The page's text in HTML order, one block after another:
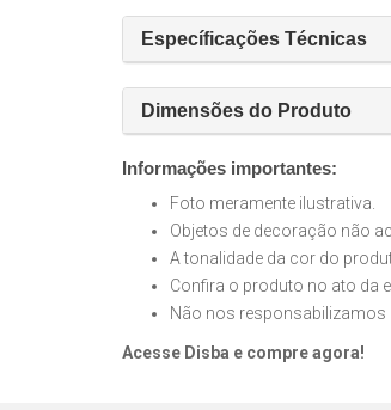
Específicações Técnicas
Dimensões do Produto
Informações importantes:
Foto meramente ilustrativa.
Objetos de decoração não
A tonalidade da cor do
Confira o produto no ato da
Não nos responsabilizamos
Acesse Disba e compre agora!